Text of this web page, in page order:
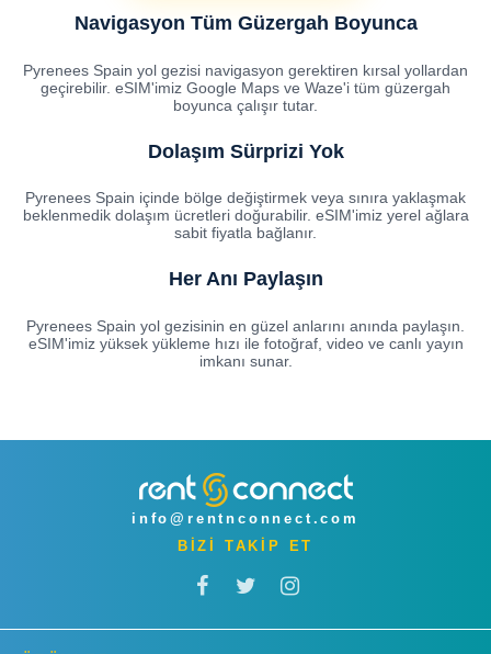
Navigasyon Tüm Güzergah Boyunca
Pyrenees Spain yol gezisi navigasyon gerektiren kırsal yollardan
geçirebilir. eSIM'imiz Google Maps ve Waze'i tüm güzergah
boyunca çalışır tutar.
Dolaşım Sürprizi Yok
Pyrenees Spain içinde bölge değiştirmek veya sınıra yaklaşmak
beklenmedik dolaşım ücretleri doğurabilir. eSIM'imiz yerel ağlara
sabit fiyatla bağlanır.
Her Anı Paylaşın
Pyrenees Spain yol gezisinin en güzel anlarını anında paylaşın.
eSIM'imiz yüksek yükleme hızı ile fotoğraf, video ve canlı yayın
imkanı sunar.
info@rentnconnect.com
BİZİ TAKİP ET